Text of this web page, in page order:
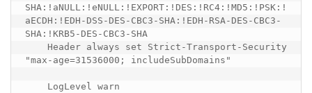
SHA:!aNULL:!eNULL:!EXPORT:!DES:!RC4:!MD5:!PSK:!
aECDH:!EDH-DSS-DES-CBC3-SHA:!EDH-RSA-DES-CBC3-
SHA:!KRB5-DES-CBC3-SHA
Header always set Strict-Transport-Security
"max-age=31536000; includeSubDomains"
LogLevel warn